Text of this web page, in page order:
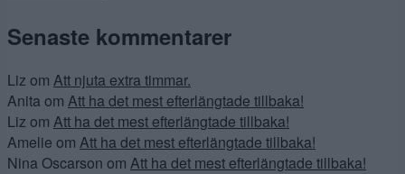
Senaste kommentarer
Liz om Att njuta extra timmar.
Anita om Att ha det mest efterlängtade tillbaka!
Liz om Att ha det mest efterlängtade tillbaka!
Amelie om Att ha det mest efterlängtade tillbaka!
Nina Oscarson om Att ha det mest efterlängtade tillbaka!